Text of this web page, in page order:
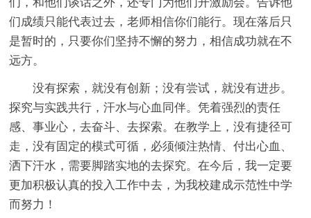
们成绩只能代表过去，老师相信你们能行。现在落后只
是暂时的，只要你们坚持不懈的努力，相信成功就在不
远方。
没有探索，就没有创新；没有尝试，就没有进步。
探究与实践共行，汗水与心血同伴。凭着强烈的责任
感、事业心，去奋斗、去探索。在教学上，没有捷径可
走，没有固定的模式可循，必须倾注热情、付出心血、
洒下汗水，需要脚踏实地的去探究。在今后，我一定要
更加积极认真的投入工作中去，为我校建成示范性中学
而努力！